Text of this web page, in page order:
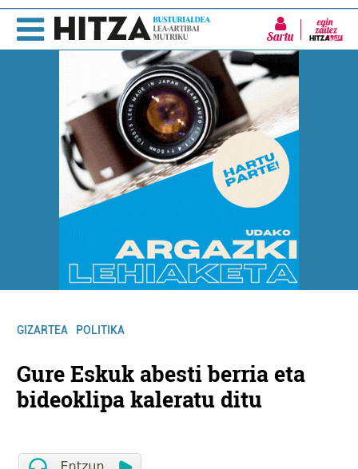
Sartu
GIZARTEA POLITIKA
Gure Eskuk abesti berria eta
bideoklipa kaleratu ditu